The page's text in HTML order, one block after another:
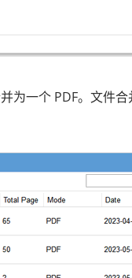
为一个 PDF。文件